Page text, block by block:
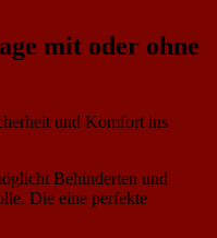
mit oder ohne
und Komfort ins
Behinderten und
Die eine perfekte